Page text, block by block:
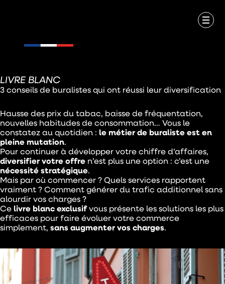
LIVRE BLANC
3 conseils de buralistes qui ont réussi leur diversification
Hausse des prix du tabac, baisse de fréquentation,
nouvelles habitudes de consommation… Vous le
constatez au quotidien : le métier de buraliste est en
pleine mutation.
Pour continuer à développer votre chiffre d’affaires,
diversifier votre offre n’est plus une option : c’est une
nécessité stratégique.
Mais par où commencer ? Quels services rapportent
vraiment ? Comment générer du trafic additionnel sans
alourdir vos charges ?
Ce livre blanc exclusifvous présente les solutions les plus
efficaces pour faire évoluer votre commerce
simplement, sans augmenter vos charges.